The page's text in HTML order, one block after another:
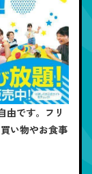
由です。フリ
い物やお食事